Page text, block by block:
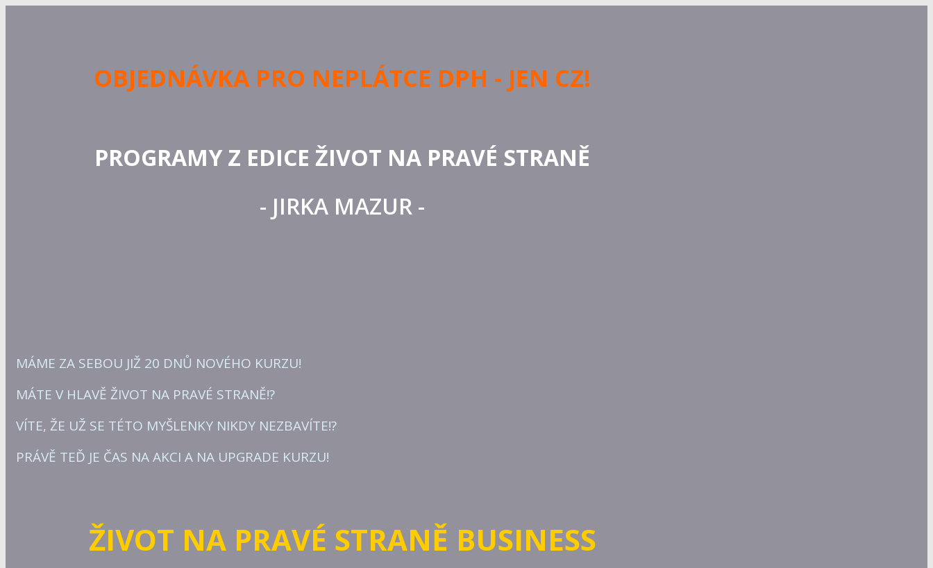
OBJEDNÁVKA PRO NEPLÁTCE DPH - JEN CZ!
PROGRAMY Z EDICE ŽIVOT NA PRAVÉ STRANĚ
- JIRKA MAZUR -
MÁME ZA SEBOU JIŽ 20 DNŮ NOVÉHO KURZU!
MÁTE V HLAVĚ ŽIVOT NA PRAVÉ STRANĚ!?
VÍTE, ŽE UŽ SE TÉTO MYŠLENKY NIKDY NEZBAVÍTE!?
PRÁVĚ TEĎ JE ČAS NA AKCI A NA UPGRADE KURZU!
ŽIVOT NA PRAVÉ STRANĚ BUSINESS